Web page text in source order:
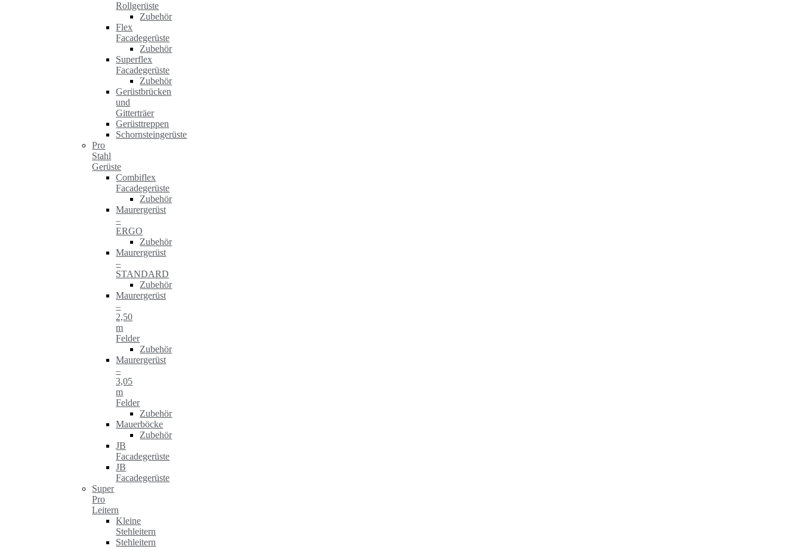
Rollgerüste
Zubehör
Flex
Facadegerüste
Zubehör
Superflex
Facadegerüste
Zubehör
Gerüstbrücken
und
Gitterträer
Gerüsttreppen
Schornsteingerüste
Pro
Stahl
Gerüste
Combiflex
Facadegerüste
Zubehör
Maurergerüst
–
ERGO
Zubehör
Maurergerüst
–
STANDARD
Zubehör
Maurergerüst
–
2,50
m
Felder
Zubehör
Maurergerüst
–
3,05
m
Felder
Zubehör
Mauerböcke
Zubehör
JB
Facadegerüste
JB
Facadegerüste
Super
Pro
Leitern
Kleine
Stehleitern
Stehleitern